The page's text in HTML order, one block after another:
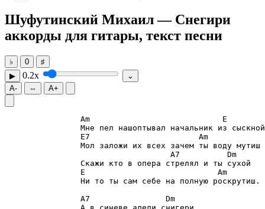
Шуфутинский Михаил — Снегири
аккорды для гитары, текст песни
♭ 0
♯
▶
0.2x
⌄
A-
⇔ A+
Am
E
E7
Am
A7
Dm
E
Am
                Ни то ты сам себе на полную роскрутиш.
A7
Dm